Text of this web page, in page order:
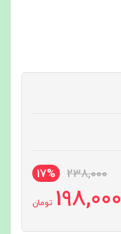
238,000
17%
198,000 تومان